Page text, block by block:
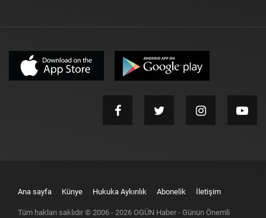
Ana sayfa Künye Hukuka Aykırılık Abonelik İletişim
Tüm hakları saklıdır © 2006 - 2026 OGÜN Haber - Günün Önemli